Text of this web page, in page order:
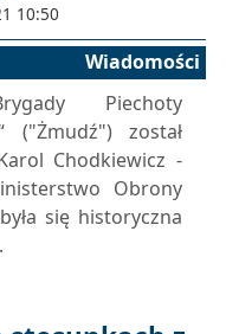
10:50
Wiadomości
Piechoty
("Żmudź") został
Chodkiewicz -
Obrony
się historyczna